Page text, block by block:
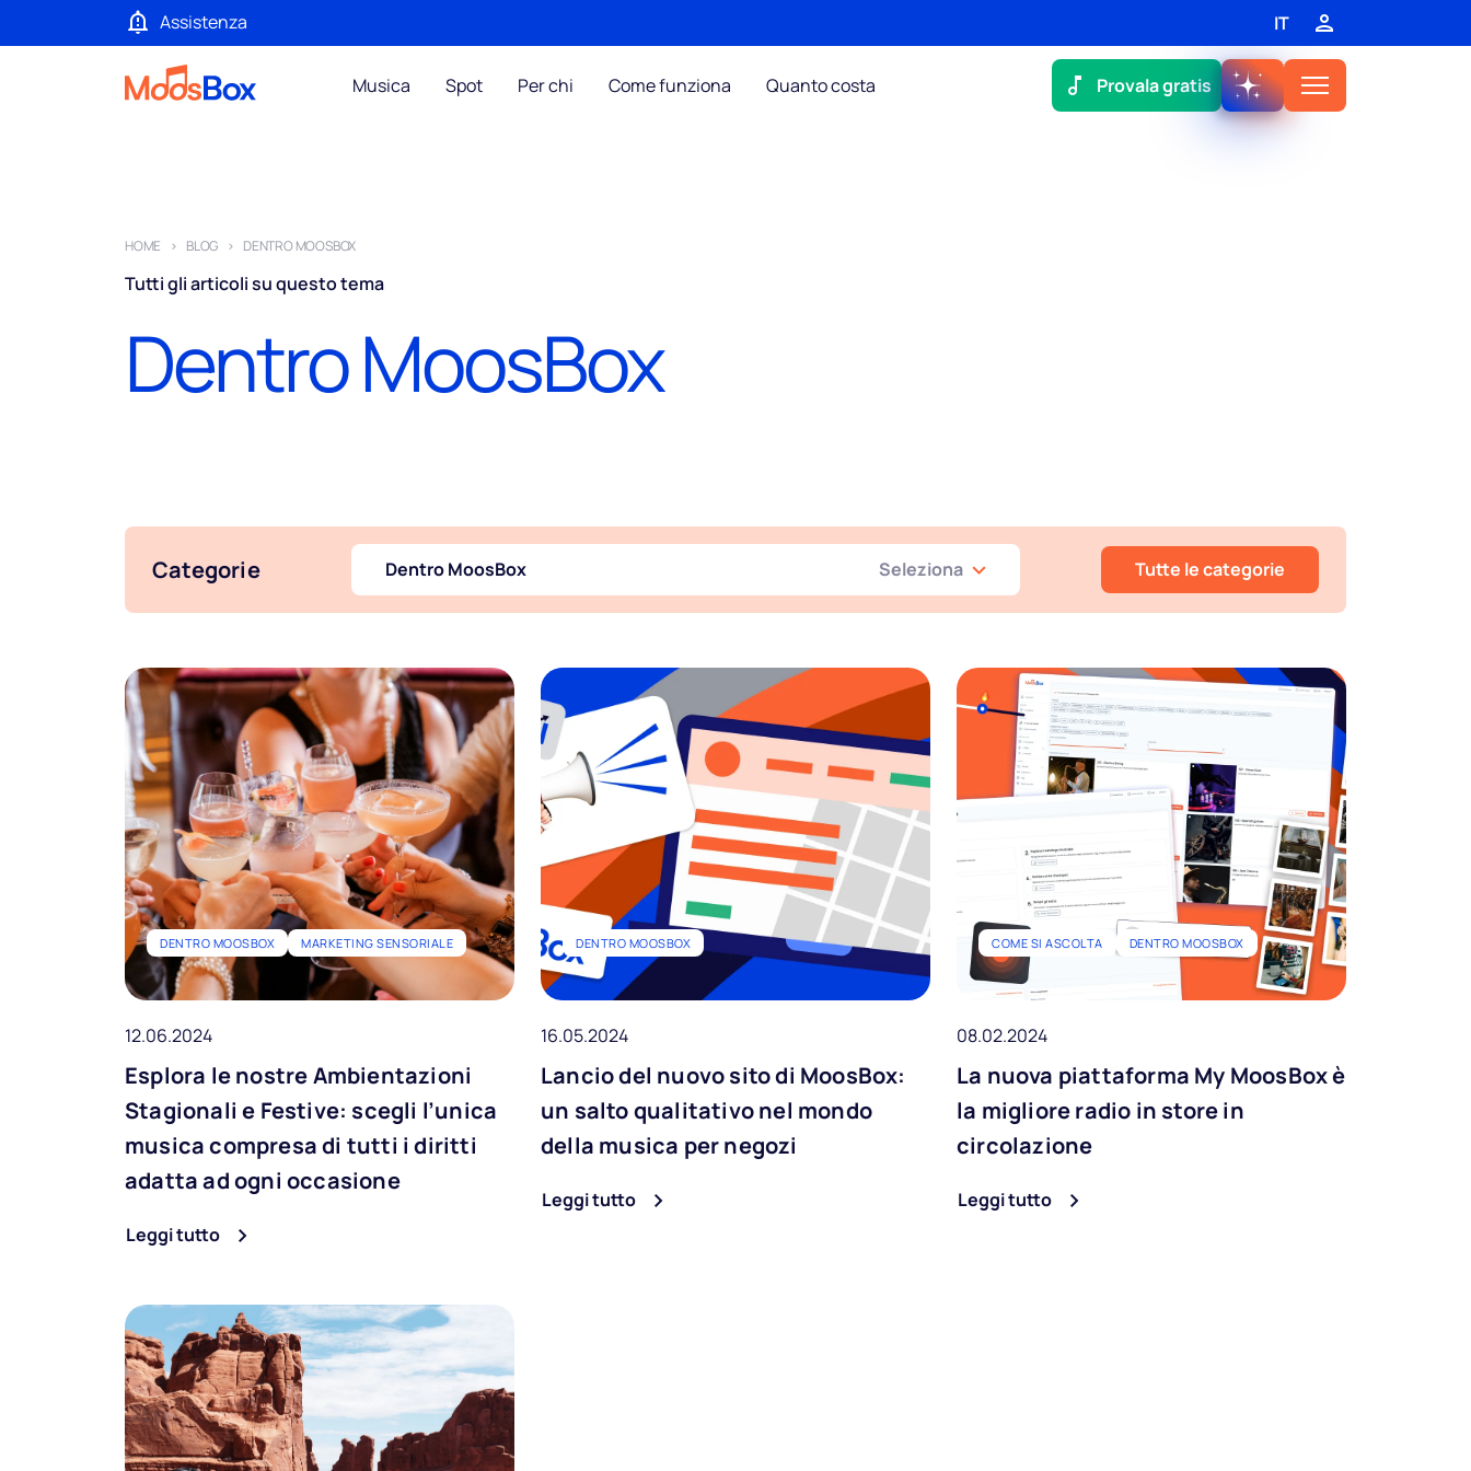
Assistenza IT
Musica Spot Per chi Come funziona Quanto costa Provala gratis
HOME BLOG DENTRO MOOSBOX
Tutti gli articoli su questo tema
Dentro MoosBox
Categorie Dentro MoosBox Seleziona Tutte le categorie
DENTRO MOOSBOX MARKETING SENSORIALE
12.06.2024
Esplora le nostre Ambientazioni
Stagionali e Festive: scegli l’unica
musica compresa di tutti i diritti
adatta ad ogni occasione
Leggi tutto
DENTRO MOOSBOX
16.05.2024
Lancio del nuovo sito di MoosBox:
un salto qualitativo nel mondo
della musica per negozi
Leggi tutto
COME SI ASCOLTA DENTRO MOOSBOX
08.02.2024
La nuova piattaforma My MoosBox è
la migliore radio in store in
circolazione
Leggi tutto